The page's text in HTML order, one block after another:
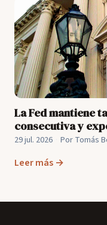
La Fed mantiene
consecutiva y
29 jul. 2026 Por Tomás
Leer más →